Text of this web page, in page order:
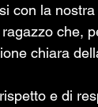
con la
che,
chiara
e di